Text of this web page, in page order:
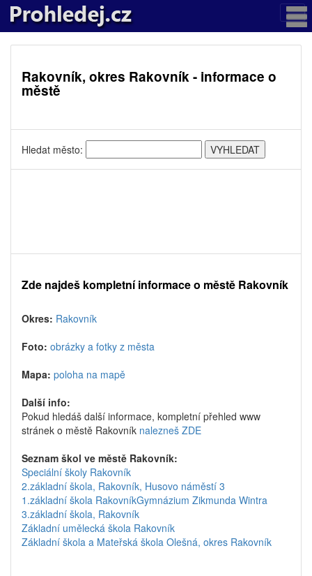
Rakovník, okres Rakovník - informace o
městě
Hledat město:
Zde najdeš kompletní informace o městě Rakovník
Okres: Rakovník
Foto: obrázky a fotky z města
Mapa: poloha na mapě
Další info:
Pokud hledáš další informace, kompletní přehled www
stránek o městě Rakovník nalezneš ZDE
Seznam škol ve městě Rakovník:
Speciální školy Rakovník
2.základní škola, Rakovník, Husovo náměstí 3
1.základní škola RakovníkGymnázium Zikmunda Wintra
3.základní škola, Rakovník
Základní umělecká škola Rakovník
Základní škola a Mateřská škola Olešná, okres Rakovník